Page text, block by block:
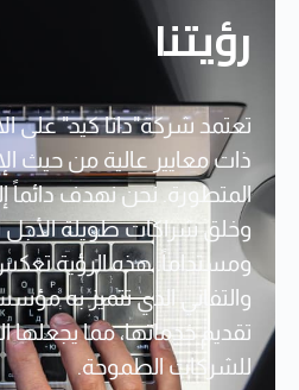
رؤيتنا
تعتمد شركة"داتا كيد" على
ذات معايير عالية من حيث
المتطورة. نحن نهدف دائماً
وخلق شراكات طويلة الأجل
ومستداماً. هذه الرؤية تعكس
والتفاني الذي تتميز به
تقديم خدماتها، مما يجعلها
للشركات الطموحة.